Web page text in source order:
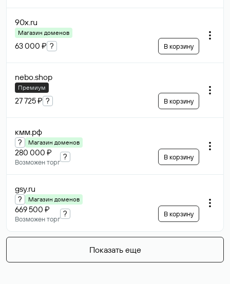
90x.ru
Магазин доменов
63 000 ₽ ? В корзину
nebo.shop
Премиум
27 725 ₽ ? В корзину
кмм.рф
? Магазин доменов
280 000 ₽
Возможен торг
? В корзину
gsy.ru
? Магазин доменов
669 500 ₽
Возможен торг
? В корзину
Показать еще